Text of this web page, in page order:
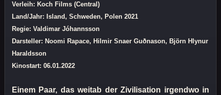
Verleih: Koch Films (Central)
Land/Jahr: Island, Schweden, Polen 2021
Regie: Valdimar Jóhannsson
Darsteller: Noomi Rapace, Hilmir Snaer Guðnason, Björn Hlynur
Haraldsson
Kinostart: 06.01.2022
Einem Paar, das weitab der Zivilisation irgendwo in